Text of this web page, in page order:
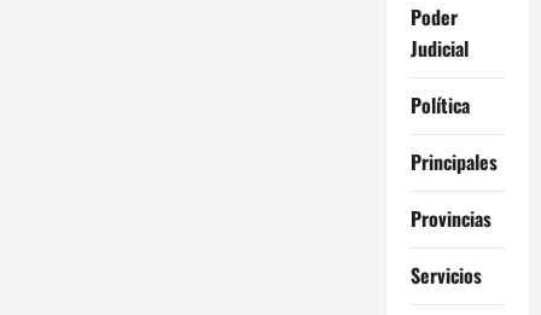
Poder
Judicial
Política
Principales
Provincias
Servicios